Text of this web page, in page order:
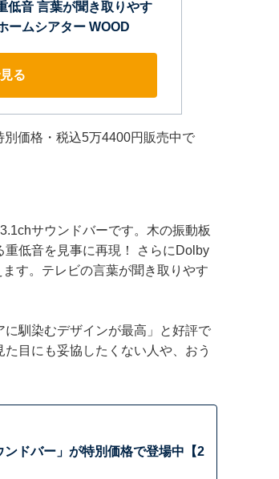
低音 言葉が聞き取りやす
ームシアター WOOD
る
価格・税込5万4400円販売中で
サウンドバーです。木の振動板
低音を見事に再現！ さらにDolby
す。テレビの言葉が聞き取りやす
馴染むデザインが最高」と好評で
目にも妥協したくない人や、おう
ドバー」が特別価格で登場中【2